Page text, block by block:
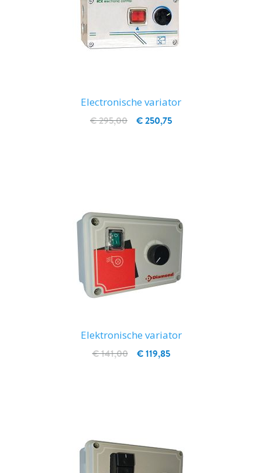
Electronische variator
€ 250,75
€ 295,00
Elektronische variator
€ 119,85
€ 141,00